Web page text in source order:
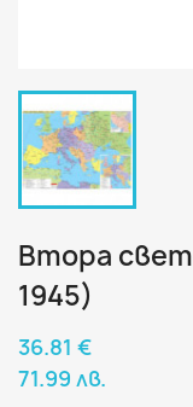
Втора
1945)
36.81 €
71.99 лв.